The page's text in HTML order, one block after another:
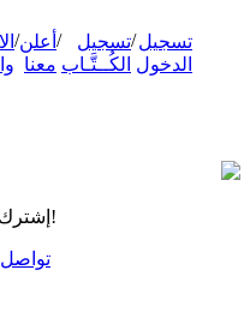
تسجيل
الدخول
/تسجيل
الكُــتَّـاب
/ أعلن
معنا
/
إشترك الآن!
تواصل